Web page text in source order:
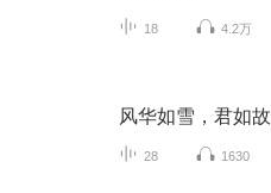
18 4.2万
风华如雪，君如故
28 1630